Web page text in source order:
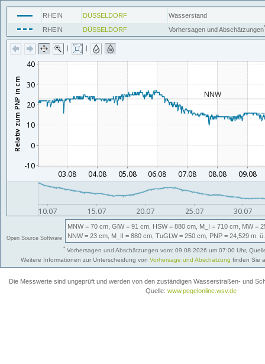
RHEIN DÜSSELDORF
Wasserstand
RHEIN
DÜSSELDORF Vorhersagen und Abschätzungen
| |
Open Source Software
MNW= 70 cm, GlW= 91 cm, HSW= 880 cm, M_I = 710 cm, MW=
NNW= 23 cm, M_II = 880 cm, TuGLW= 250 cm, PNP = 24,529 m.
* Vorhersagen und Abschätzungen vom: 09.08.2026 um 07:00 Uhr,
Weitere Informationen zur Unterscheidung von Vorhersage und Abschätzung finden Sie
Die Messwerte sind ungeprüft und werden von den zuständigen Wasserstraßen- und
Quelle: www.pegelonline.wsv.de